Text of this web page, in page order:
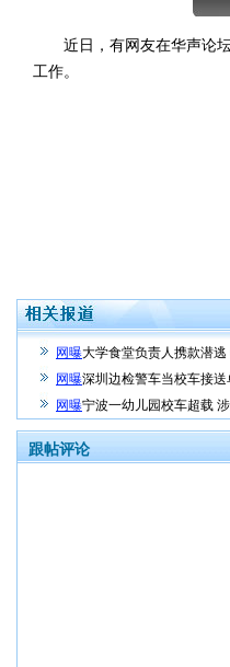
近日，有网友在华声论坛
工作。
网曝大学食堂负责人携款潜
网曝深圳边检警车当校车接
网曝宁波一幼儿园校车超载
跟帖评论